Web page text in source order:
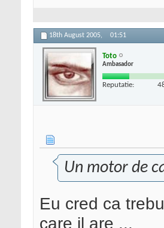
18th August 2005, 01:51
Toto
Ambasador
Reputatie:
Un motor de
Eu cred ca
care il are ...